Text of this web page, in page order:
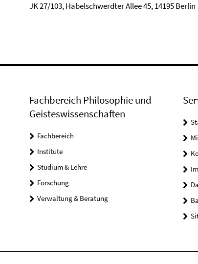
JK 27/103, Habelschwerdter Allee 45, 14195 Berlin
Fachbereich Philosophie und
Geisteswissenschaften
Fachbereich
Institute
Studium & Lehre
Forschung
Verwaltung & Beratung